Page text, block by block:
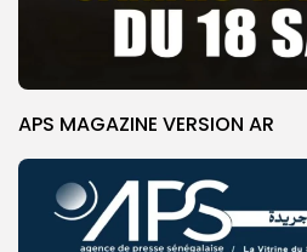
APS MAGAZINE VERSION AR